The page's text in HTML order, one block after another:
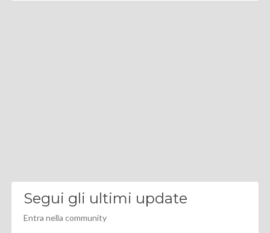
Segui gli ultimi update
Entra nella community